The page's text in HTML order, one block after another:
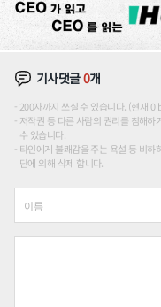
기사댓글0개
200자까지 쓰실 수 있습니다. (현재
저작권 등 다른 사람의 권리를 침해
수 있습니다.
타인에게 불쾌감을 주는 욕설 등 비
단에 의해 삭제 합니다.